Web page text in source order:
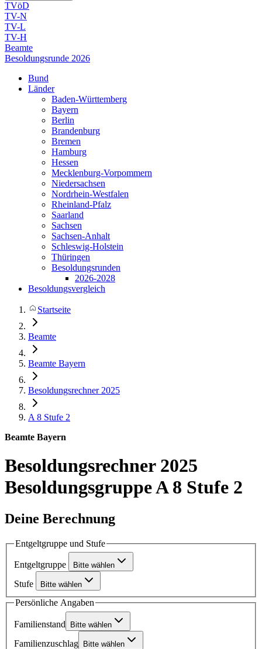
TVöD
TV-N
TV-L
TV-H
Beamte
Besoldungsrunde 2026
Bund
Länder
Baden-Württemberg
Bayern
Berlin
Brandenburg
Bremen
Hamburg
Hessen
Mecklenburg-Vorpommern
Niedersachsen
Nordrhein-Westfalen
Rheinland-Pfalz
Saarland
Sachsen
Sachsen-Anhalt
Schleswig-Holstein
Thüringen
Besoldungsrunden
2026-2028
Besoldungsvergleich
Startseite
Beamte
Beamte Bayern
Besoldungsrechner 2025
A 8 Stufe 2
Beamte Bayern
Besoldungsrechner 2025
Besoldungsgruppe A 8 Stufe 2
Deine Berechnung
Entgeltgruppe und Stufe
Entgeltgruppe Bitte wählen
Stufe Bitte wählen
Persönliche Angaben
Familienstand Bitte wählen
Familienzuschlag Bitte wählen